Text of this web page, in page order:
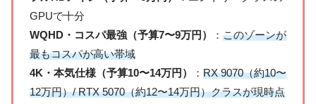
GPUで十分
WQHD・コスパ最強（予算7〜9万円）
： このゾーンが
最もコスパが高い帯域
4K・本気仕様（予算10〜14万円）
： RX 9070（約10〜
12万円）/ RTX 5070（約12〜14万円）クラスが現時点